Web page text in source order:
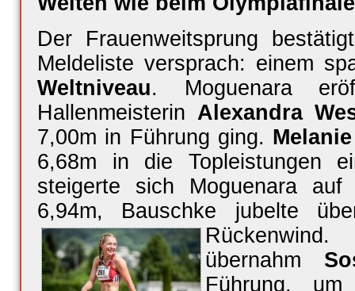
Der Frauenweitsprung
Meldeliste versprach: einem
Weltniveau. Moguenara
Hallenmeisterin Alexandra
7,00m in Führung ging.
6,68m in die Topleistungen
steigerte sich Moguenara
6,94m, Bauschke jubelte
Rückenwind.
übernahm
Führung,